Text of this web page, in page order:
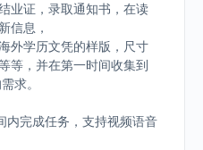
业证，录取通知书，在读
信息，
外学历文凭的样版，尺寸
等，并在第一时间收集到
求。
内完成任务，支持视频语音